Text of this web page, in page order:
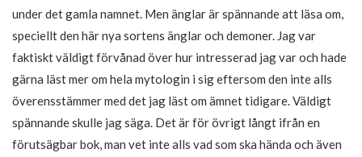
under det gamla namnet. Men änglar är spännande att läsa om,
speciellt den här nya sortens änglar och demoner. Jag var
faktiskt väldigt förvånad över hur intresserad jag var och hade
gärna läst mer om hela mytologin i sig eftersom den inte alls
överensstämmer med det jag läst om ämnet tidigare. Väldigt
spännande skulle jag säga. Det är för övrigt långt ifrån en
förutsägbar bok, man vet inte alls vad som ska hända och även